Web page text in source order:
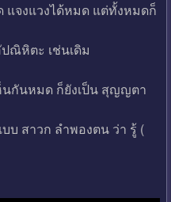
แจงแวงได้หมด แต่ทั้งหมดก็
ณิหิตะ เช่นเดิม
กันหมด ก็ยังเป็น สุญญตา
บ สาวก ลำพองตน ว่า รู้ (